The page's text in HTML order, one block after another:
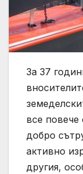
За 37
все
добро
активно
другия,